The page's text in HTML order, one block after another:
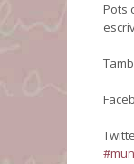
Pots